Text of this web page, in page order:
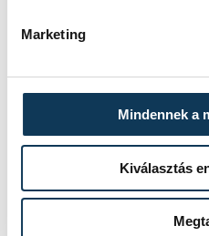
Marketing
Mindennek a
Kiválasztás